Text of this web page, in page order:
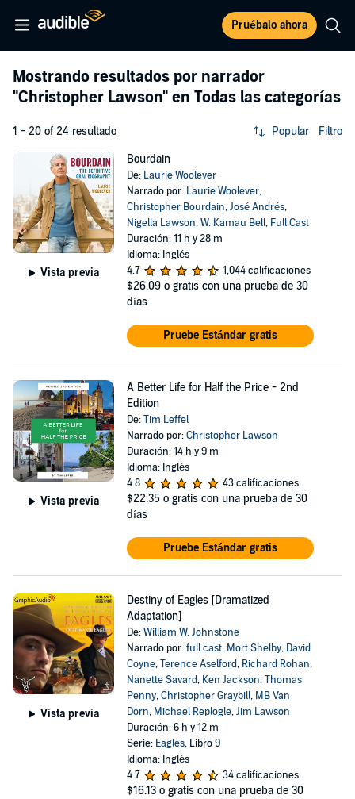
Pruébalo ahora
Mostrando resultados por narrador
"Christopher Lawson" en Todas las categorías
1 - 20 of 24 resultado Popular Filtro
Vista previa
Bourdain
De: Laurie Woolever
Narrado por: Laurie Woolever,
Christopher Bourdain,José Andrés,
Nigella Lawson,W. Kamau Bell, Full Cast
Duración: 11 h y 28 m
Idioma: Inglés
4.7
1,044 calificaciones
$26.09 o gratis con una prueba de 30
días
Pruebe Estándar gratis
Vista previa
A Better Life for Half the Price - 2nd
Edition
De:Tim Leffel
Narrado por:Christopher Lawson
Duración: 14 h y 9 m
Idioma: Inglés
4.8
43 calificaciones
$22.35 o gratis con una prueba de 30
días
Pruebe Estándar gratis
Vista previa
Destiny of Eagles [Dramatized
Adaptation]
De:William W. Johnstone
Narrado por:full cast, Mort Shelby, David
Coyne,Terence Aselford, Richard Rohan,
Nanette Savard, Ken Jackson,Thomas
Penny,Christopher Graybill, MB Van
Dorn, Michael Replogle,Jim Lawson
Duración: 6 h y 12 m
Serie: Eagles, Libro 9
Idioma: Inglés
4.7
34 calificaciones
$16.13 o gratis con una prueba de 30